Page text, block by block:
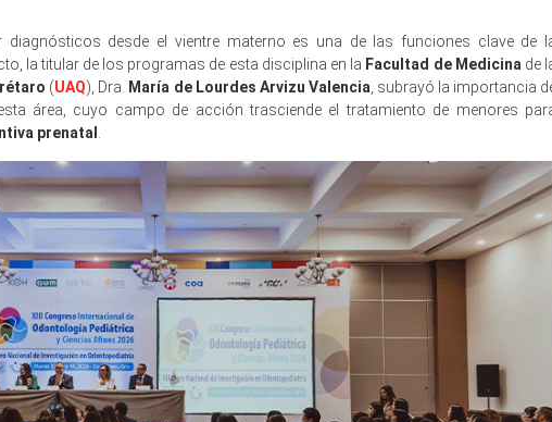
diagnósticos desde el vientre materno es una de las funciones clave de
la titular de los programas de esta disciplina en la Facultad de Medicina de
(UAQ), Dra. María de Lourdes Arvizu Valencia , subrayó la importancia
área, cuyo campo de acción trasciende el tratamiento de menores
prenatal